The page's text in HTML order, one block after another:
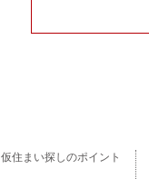
仮住まい探しのポイント